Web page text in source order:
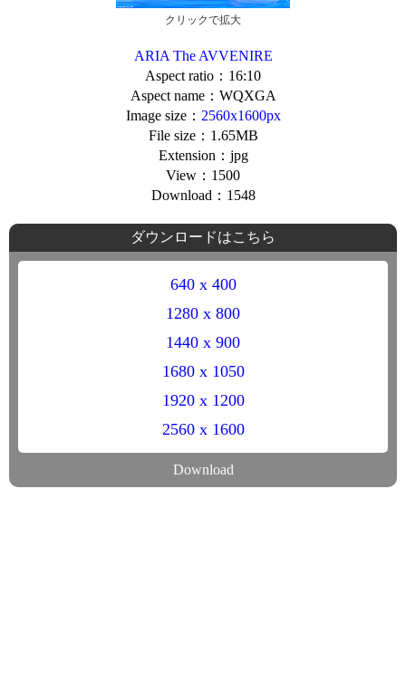
クリックで拡大
ARIA The AVVENIRE
Aspect ratio：16:10
Aspect name：WQXGA
Image size： 2560x1600px
File size：1.65MB
Extension：jpg
View：1500
Download：1548
ダウンロードはこちら
640 x 400
1280 x 800
1440 x 900
1680 x 1050
1920 x 1200
2560 x 1600
Download